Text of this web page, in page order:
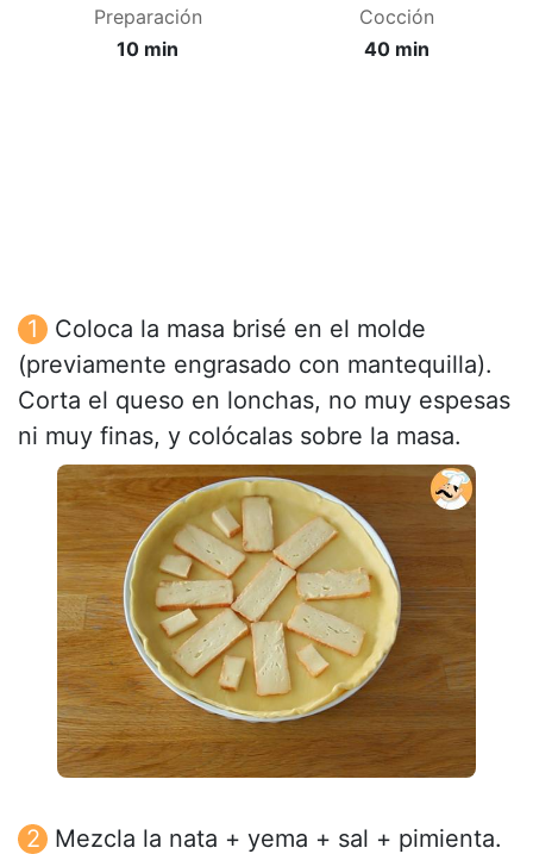
Preparación
10 min
Cocción
40 min
Coloca la masa brisé en el molde
(previamente engrasado con mantequilla).
Corta el queso en lonchas, no muy espesas
ni muy finas, y colócalas sobre la masa.
Mezcla la nata + yema + sal + pimienta.